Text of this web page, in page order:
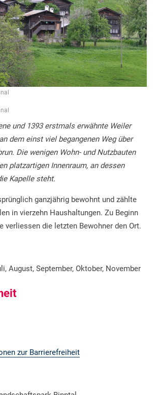
und 1393 erstmals erwähnte Weiler
dem einst viel begangenen Weg über
Die wenigen Wohn- und Nutzbauten
platzartigen Innenraum, an dessen
Kapelle steht.
ganzjährig bewohnt und zählte
in vierzehn Haushaltungen. Zu Beginn
verliessen die letzten Bewohner den Ort.
August, September, Oktober, November
zur Barrierefreiheit